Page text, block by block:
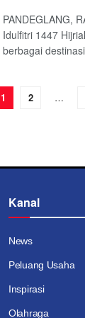
PANDEGLANG,
Idulfitri 1447
berbagai
1 2 …
Kanal
News
Peluang Usaha
Inspirasi
Olahraga